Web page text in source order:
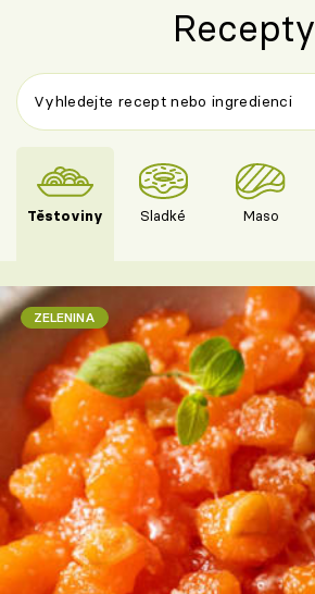
Recepty
Těstoviny Sladké Maso
ZELENINA